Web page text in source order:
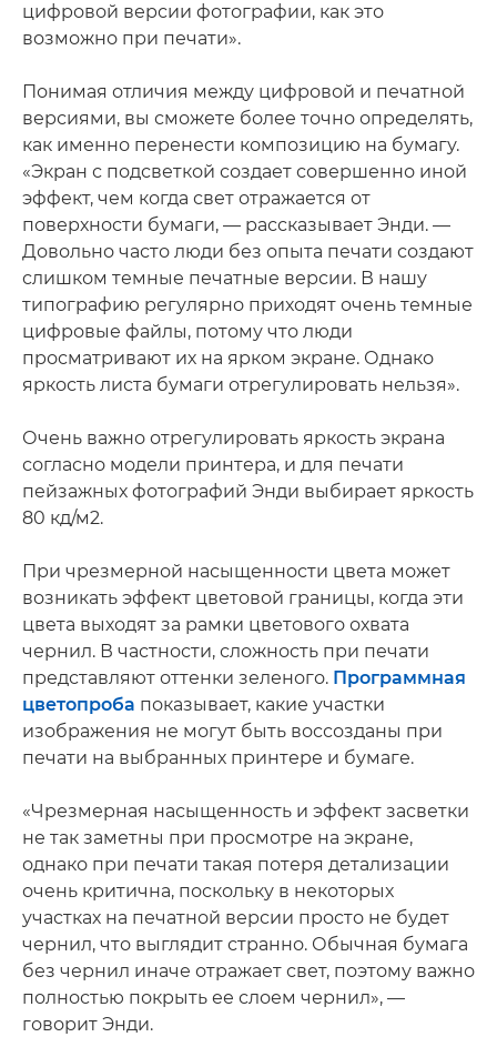
цифровой версии фотографии, как это
возможно при печати».
Понимая отличия между цифровой и печатной
версиями, вы сможете более точно определять,
как именно перенести композицию на бумагу.
«Экран с подсветкой создает совершенно иной
эффект, чем когда свет отражается от
поверхности бумаги, — рассказывает Энди. —
Довольно часто люди без опыта печати создают
слишком темные печатные версии. В нашу
типографию регулярно приходят очень темные
цифровые файлы, потому что люди
просматривают их на ярком экране. Однако
яркость листа бумаги отрегулировать нельзя».
Очень важно отрегулировать яркость экрана
согласно модели принтера, и для печати
пейзажных фотографий Энди выбирает яркость
80 кд/м2.
При чрезмерной насыщенности цвета может
возникать эффект цветовой границы, когда эти
цвета выходят за рамки цветового охвата
чернил. В частности, сложность при печати
представляют оттенки зеленого. Программная
цветопроба показывает, какие участки
изображения не могут быть воссозданы при
печати на выбранных принтере и бумаге.
«Чрезмерная насыщенность и эффект засветки
не так заметны при просмотре на экране,
однако при печати такая потеря детализации
очень критична, поскольку в некоторых
участках на печатной версии просто не будет
чернил, что выглядит странно. Обычная бумага
без чернил иначе отражает свет, поэтому важно
полностью покрыть ее слоем чернил», —
говорит Энди.